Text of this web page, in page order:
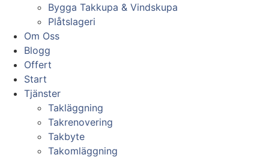
Bygga Takkupa & Vindskupa
Plåtslageri
Om Oss
Blogg
Offert
Start
Tjänster
Takläggning
Takrenovering
Takbyte
Takomläggning